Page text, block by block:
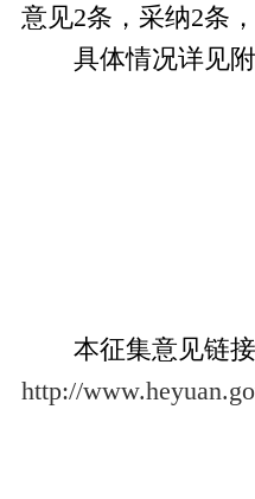
意见2条，采纳2条
具体情况详见附
本征集意见链
http://